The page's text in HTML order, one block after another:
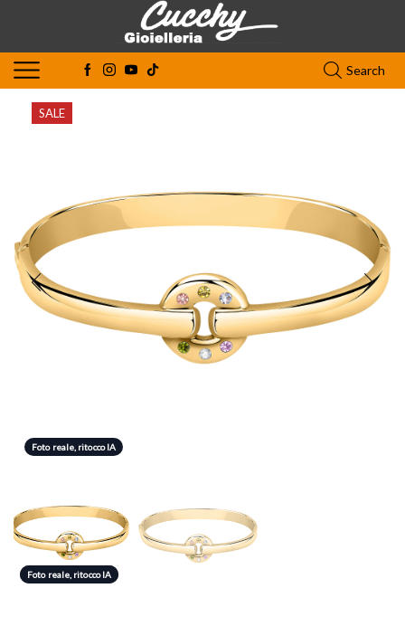
Search
SALE
Foto reale, ritocco IA
Foto reale, ritocco IA
Foto reale, ritocco IA